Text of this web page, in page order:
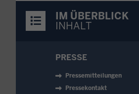
IM ÜBERBLICK
INHALT
PRESSE
Pressemitteilungen
Pressekontakt